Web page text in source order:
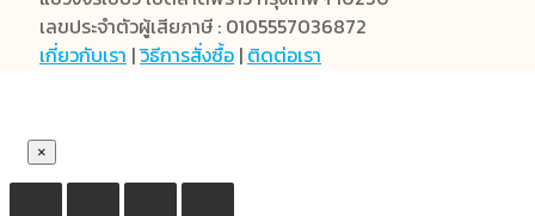
เลขประจำตัวผู้เสียภาษี : 0105557036872
เกี่ยวกับเรา |วิธีการสั่งซื้อ | ติดต่อเรา
×